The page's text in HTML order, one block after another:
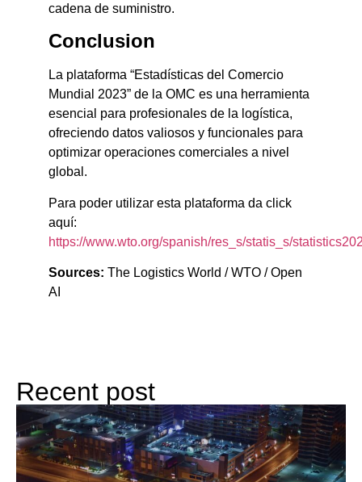
cadena de suministro.
Conclusion
La plataforma “Estadísticas del Comercio
Mundial 2023” de la OMC es una herramienta
esencial para profesionales de la logística,
ofreciendo datos valiosos y funcionales para
optimizar operaciones comerciales a nivel
global.
Para poder utilizar esta plataforma da click
aquí:
https://www.wto.org/spanish/res_s/statis_s/
Sources: The Logistics World / WTO / Open
AI
Recent post